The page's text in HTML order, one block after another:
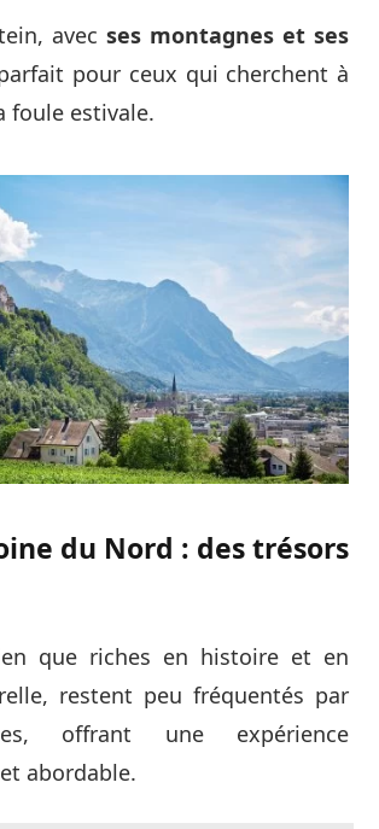
avec ses montagnes et ses
pour ceux qui cherchent à
foule estivale.
du Nord : des trésors
que riches en histoire et en
restent peu fréquentés par
offrant une expérience
abordable.